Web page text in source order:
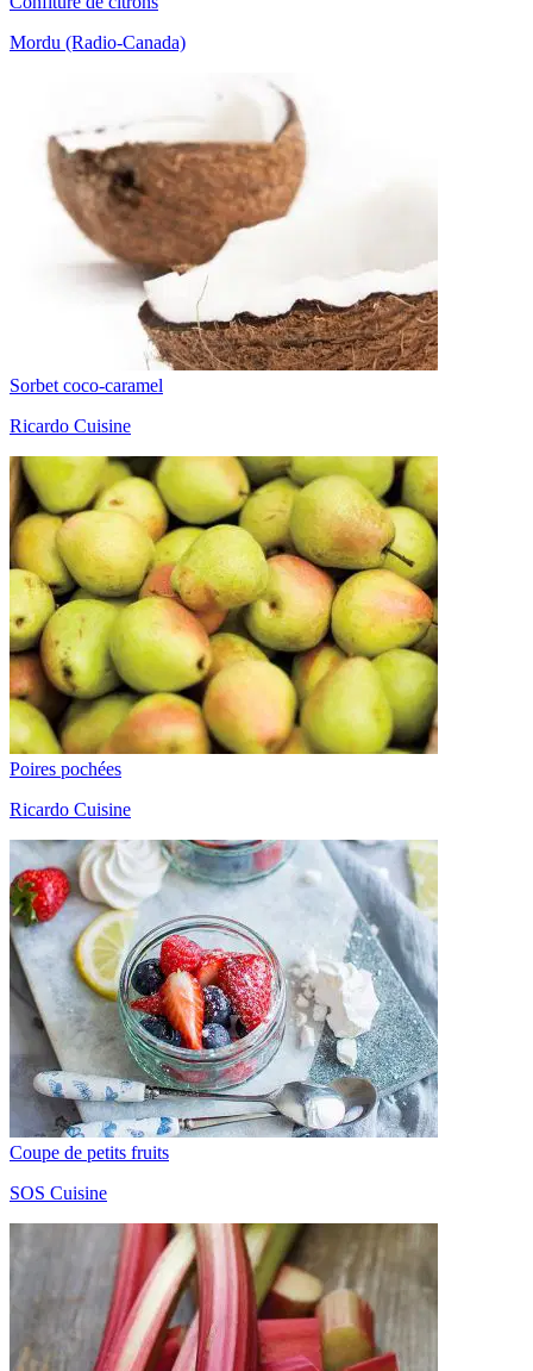
Mordu (Radio-Canada)
Sorbet coco-caramel
Ricardo Cuisine
Poires pochées
Ricardo Cuisine
Coupe de petits fruits
SOS Cuisine